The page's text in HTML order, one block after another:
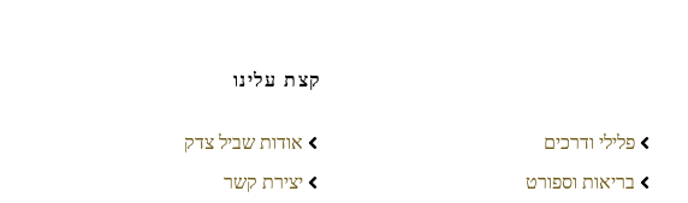
פלילי ודרכים
בריאות וספורט
קצת עלינו
אודות שביל צדק
יצירת קשר